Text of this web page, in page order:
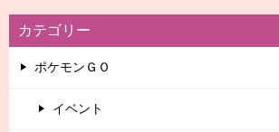
カテゴリー
ポケモンＧＯ
イベント